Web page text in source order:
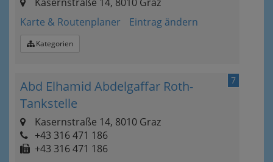
Karte & Routenplaner
Eintrag ändern
Kategorien
7
Abd Elhamid Abdelgaffar Roth-
Tankstelle
Kasernstraße 14, 8010 Graz
+43 316 471 186
+43 316 471 186